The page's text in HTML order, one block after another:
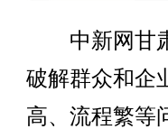
中新网甘肃
破解群众和企
高、流程繁等